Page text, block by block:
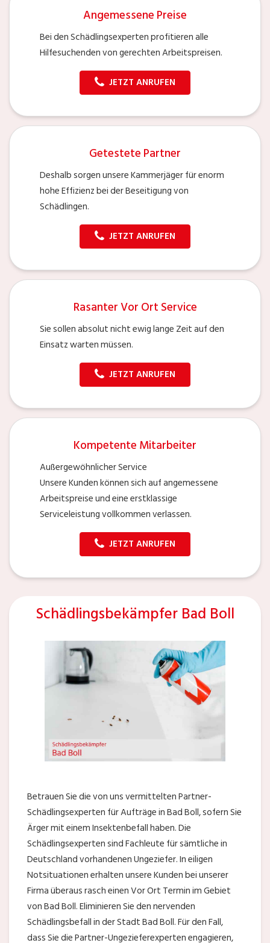
Angemessene Preise
Bei den Schädlingsexperten profitieren alle
Hilfesuchenden von gerechten Arbeitspreisen.
JETZT ANRUFEN
Getestete Partner
Deshalb sorgen unsere Kammerjäger für enorm
hohe Effizienz bei der Beseitigung von
Schädlingen.
JETZT ANRUFEN
Rasanter Vor Ort Service
Sie sollen absolut nicht ewig lange Zeit auf den
Einsatz warten müssen.
JETZT ANRUFEN
Kompetente Mitarbeiter
Außergewöhnlicher Service
Unsere Kunden können sich auf angemessene
Arbeitspreise und eine erstklassige
Serviceleistung vollkommen verlassen.
JETZT ANRUFEN
Schädlingsbekämpfer Bad Boll
Betrauen Sie die von uns vermittelten Partner-
Schädlingsexperten für Aufträge in Bad Boll, sofern Sie
Ärger mit einem Insektenbefall haben. Die
Schädlingsexperten sind Fachleute für sämtliche in
Deutschland vorhandenen Ungeziefer. In eiligen
Notsituationen erhalten unsere Kunden bei unserer
Firma überaus rasch einen Vor Ort Termin im Gebiet
von Bad Boll. Eliminieren Sie den nervenden
Schädlingsbefall in der Stadt Bad Boll. Für den Fall,
dass Sie die Partner-Ungezieferexperten engagieren,